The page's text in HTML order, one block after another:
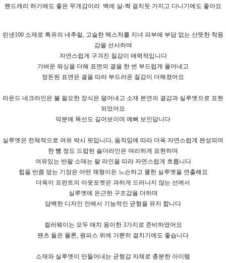
핸드캐리 하기에도 좋은 무게감이라 백에 살-짝 걸치듯 가지고 다니기에도 좋아요
린넨100 소재로 특유의 네추럴, 고슬한 텍스처를 지녀 피부에 부담 없는 산뜻한 착용
감을 선사하며
자연스럽게 구겨진 질감이 매력적입니다
가벼운 워싱을 더해 표면의 결을 한 번 부드럽게 풀어내고
정돈된 표면은 결을 따라 부드러운 질감이 더해졌어요
라운드 네크라인은 불 필요한 장식은 덜어내고 소재 본연의 결감과 실루엣으로 표현
되었어요
덕분에 목선도 길어보이며 예뻐 보인답니다
실루엣은 전체적으로 여유 박시 핏입니다, 움직임에 따라 더욱 자연스럽게 완성되며
한 뼘 정도 드랍된 숄더라인은 여리하게 표현하며
여유있는 반팔 소매는 팔 라인을 따라 자연스럽게 흐릅니다
힙을 반쯤 덮는 기장은 어떤 체형이든 느슨하고 쿨한 실루엣을 연출해요
더욱이 프런트의 아웃포켓은 과하게 드러나지 않는 선에서
실루엣에 은근한 구조감을 더하며
담백한 디자인 안에서 기능적인 균형을 유지 합니다
컬러웨이는 모두 매치 용이한 3가지로 준비하였어요
팬츠 들은 물론, 원피스 위에 가뿐히 걸치기에도 좋습니다
소재와 실루엣이 만들어내는 균형감 자체로 충분한 아이템